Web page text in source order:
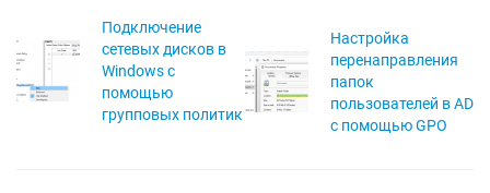
Подключение
сетевых дисков в
Windows с
помощью
групповых политик
Настройка
перенаправления
папок
пользователей в AD
с помощью GPO